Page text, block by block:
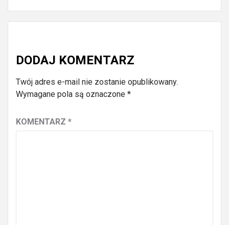
DODAJ KOMENTARZ
Twój adres e-mail nie zostanie opublikowany.
Wymagane pola są oznaczone *
KOMENTARZ *